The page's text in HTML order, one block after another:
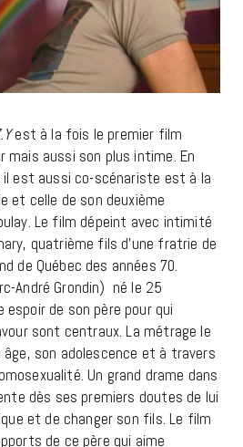
est à la fois le premier film
mais aussi son plus intime. En
est aussi co-scénariste est à la
et celle de son deuxième
Le film dépeint avec intimité
quatrième fils d’une fratrie de
de Québec des années 70.
André Grondin) né le 25
de son père pour qui
sont centraux. La métrage le
son adolescence et à travers
Un grand drame dans
dès ses premiers doutes de lui
et de changer son fils. Le film
de ce père qui aime